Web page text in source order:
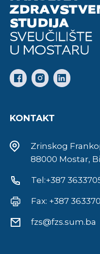
KONTAKT
Zrinskog
88000 Mostar,
Tel:+387
Fax: +387
fzs@fzs.sum.ba